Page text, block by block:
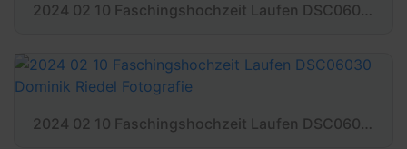
2024 02 10 Faschingshochzeit Laufen DSC06028 Dominik Riedel Fotografie
2024 02 10 Faschingshochzeit Laufen DSC06030 Dominik Riedel Fotografie